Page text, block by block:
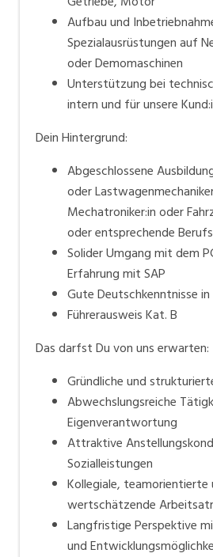
Aufbau und
Spezialausrüstungen auf
oder Demomaschinen
Unterstützung bei
intern und für unsere
Dein Hintergrund:
Abgeschlossene
oder
Mechatroniker:in oder
oder entsprechende
Solider Umgang mit dem
Erfahrung mit SAP
Gute Deutschkenntnisse
Führerausweis Kat. B
Das darfst Du von uns erwarten:
Gründliche und
Abwechslungsreiche
Eigenverantwortung
Attraktive
Sozialleistungen
Kollegiale, teamorientierte
wertschätzende
Langfristige Perspektive
und